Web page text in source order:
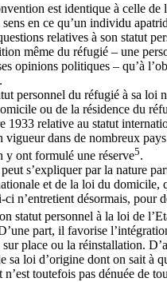
est identique à celle
en ce qu’un individu
relatives à son statut
même du réfugié – une
opinions politiques – qu’à
personnel du réfugié à sa
ou de la résidence du
relative au statut
dans de nombreux
y ont formulé une réserve5.
s’expliquer par la nature
et de la loi du domicile,
n’entretient désormais,
statut personnel à la loi de
part, il favorise
place ou la réinstallation.
sa loi d’origine dont on sait à
toutefois pas dénuée de